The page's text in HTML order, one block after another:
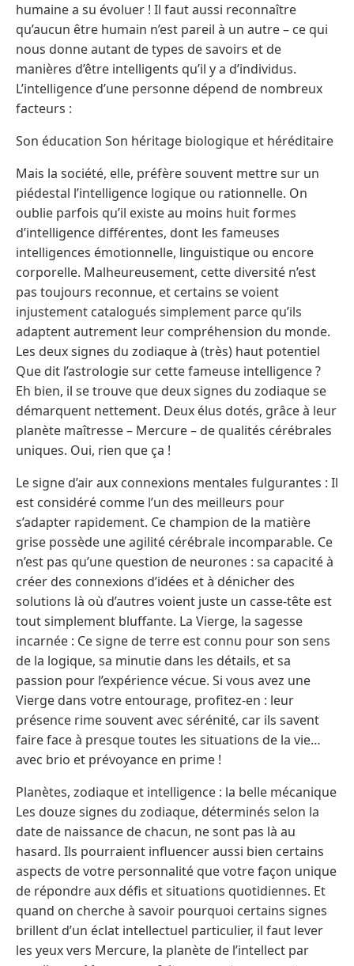
humaine a su évoluer ! Il faut aussi reconnaître
qu’aucun être humain n’est pareil à un autre – ce qui
nous donne autant de types de savoirs et de
manières d’être intelligents qu’il y a d’individus.
L’intelligence d’une personne dépend de nombreux
facteurs :
Son éducation Son héritage biologique et héréditaire
Mais la société, elle, préfère souvent mettre sur un
piédestal l’intelligence logique ou rationnelle. On
oublie parfois qu’il existe au moins huit formes
d’intelligence différentes, dont les fameuses
intelligences émotionnelle, linguistique ou encore
corporelle. Malheureusement, cette diversité n’est
pas toujours reconnue, et certains se voient
injustement catalogués simplement parce qu’ils
adaptent autrement leur compréhension du monde.
Les deux signes du zodiaque à (très) haut potentiel
Que dit l’astrologie sur cette fameuse intelligence ?
Eh bien, il se trouve que deux signes du zodiaque se
démarquent nettement. Deux élus dotés, grâce à leur
planète maîtresse – Mercure – de qualités cérébrales
uniques. Oui, rien que ça !
Le signe d’air aux connexions mentales fulgurantes : Il
est considéré comme l’un des meilleurs pour
s’adapter rapidement. Ce champion de la matière
grise possède une agilité cérébrale incomparable. Ce
n’est pas qu’une question de neurones : sa capacité à
créer des connexions d’idées et à dénicher des
solutions là où d’autres voient juste un casse-tête est
tout simplement bluffante. La Vierge, la sagesse
incarnée : Ce signe de terre est connu pour son sens
de la logique, sa minutie dans les détails, et sa
passion pour l’expérience vécue. Si vous avez une
Vierge dans votre entourage, profitez-en : leur
présence rime souvent avec sérénité, car ils savent
faire face à presque toutes les situations de la vie…
avec brio et prévoyance en prime !
Planètes, zodiaque et intelligence : la belle mécanique
Les douze signes du zodiaque, déterminés selon la
date de naissance de chacun, ne sont pas là au
hasard. Ils pourraient influencer aussi bien certains
aspects de votre personnalité que votre façon unique
de répondre aux défis et situations quotidiennes. Et
quand on cherche à savoir pourquoi certains signes
brillent d’un éclat intellectuel particulier, il faut lever
les yeux vers Mercure, la planète de l’intellect par